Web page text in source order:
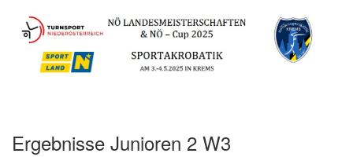
Ergebnisse Junioren 2 W3